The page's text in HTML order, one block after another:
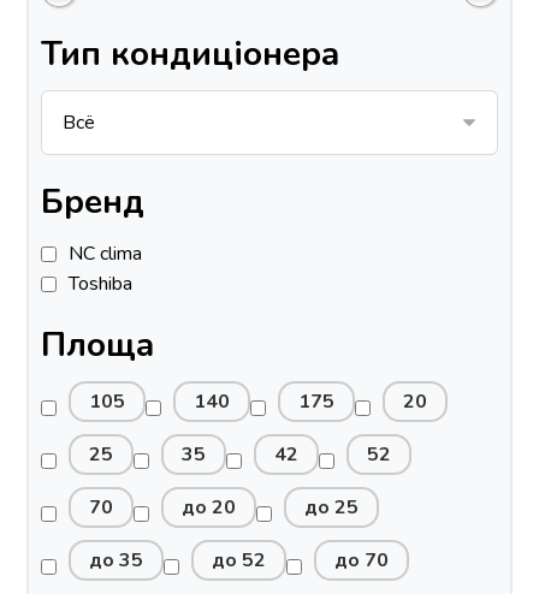
Тип кондиціонера
Бренд
NC clima
Toshiba
Площа
105 140 175
20
25
35 42
52
70
до 20
до 25
до 35
до 52 до 70